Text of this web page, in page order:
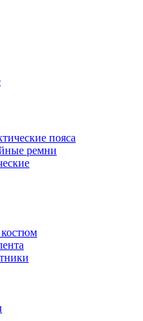
пояса
ремни